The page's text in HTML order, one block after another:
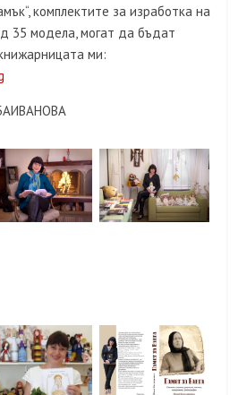
комплектите за изработка на
35 модела, могат да бъдат
ми: